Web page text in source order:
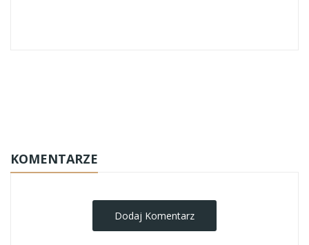
KOMENTARZE
Dodaj Komentarz